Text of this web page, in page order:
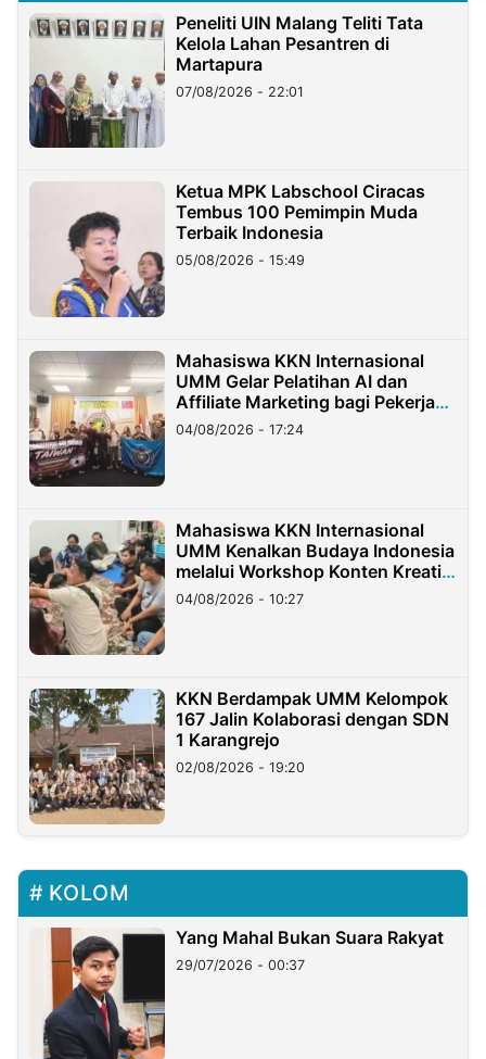
Peneliti UIN Malang Teliti Tata
Kelola Lahan Pesantren di
Martapura
07/08/2026 - 22:01
Ketua MPK Labschool Ciracas
Tembus 100 Pemimpin Muda
Terbaik Indonesia
05/08/2026 - 15:49
Mahasiswa KKN Internasional
UMM Gelar Pelatihan AI dan
Affiliate Marketing bagi Pekerja
Migran Indonesia di Taiwan
04/08/2026 - 17:24
Mahasiswa KKN Internasional
UMM Kenalkan Budaya Indonesia
melalui Workshop Konten Kreatif
di Taiwan
04/08/2026 - 10:27
KKN Berdampak UMM Kelompok
167 Jalin Kolaborasi dengan SDN
1 Karangrejo
02/08/2026 - 19:20
KOLOM
Yang Mahal Bukan Suara Rakyat
29/07/2026 - 00:37